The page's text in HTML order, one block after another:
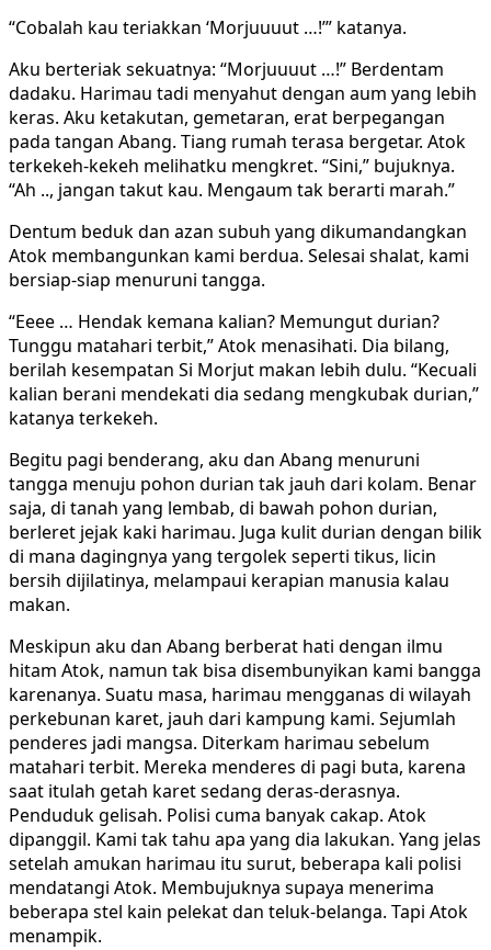
“Cobalah kau teriakkan ‘Morjuuuut …!’” katanya.
Aku berteriak sekuatnya: “Morjuuuut …!” Berdentam
dadaku. Harimau tadi menyahut dengan aum yang lebih
keras. Aku ketakutan, gemetaran, erat berpegangan
pada tangan Abang. Tiang rumah terasa bergetar. Atok
terkekeh-kekeh melihatku mengkret. “Sini,” bujuknya.
“Ah .., jangan takut kau. Mengaum tak berarti marah.”
Dentum beduk dan azan subuh yang dikumandangkan
Atok membangunkan kami berdua. Selesai shalat, kami
bersiap-siap menuruni tangga.
“Eeee … Hendak kemana kalian? Memungut durian?
Tunggu matahari terbit,” Atok menasihati. Dia bilang,
berilah kesempatan Si Morjut makan lebih dulu. “Kecuali
kalian berani mendekati dia sedang mengkubak durian,”
katanya terkekeh.
Begitu pagi benderang, aku dan Abang menuruni
tangga menuju pohon durian tak jauh dari kolam. Benar
saja, di tanah yang lembab, di bawah pohon durian,
berleret jejak kaki harimau. Juga kulit durian dengan bilik
di mana dagingnya yang tergolek seperti tikus, licin
bersih dijilatinya, melampaui kerapian manusia kalau
makan.
Meskipun aku dan Abang berberat hati dengan ilmu
hitam Atok, namun tak bisa disembunyikan kami bangga
karenanya. Suatu masa, harimau mengganas di wilayah
perkebunan karet, jauh dari kampung kami. Sejumlah
penderes jadi mangsa. Diterkam harimau sebelum
matahari terbit. Mereka menderes di pagi buta, karena
saat itulah getah karet sedang deras-derasnya.
Penduduk gelisah. Polisi cuma banyak cakap. Atok
dipanggil. Kami tak tahu apa yang dia lakukan. Yang jelas
setelah amukan harimau itu surut, beberapa kali polisi
mendatangi Atok. Membujuknya supaya menerima
beberapa stel kain pelekat dan teluk-belanga. Tapi Atok
menampik.